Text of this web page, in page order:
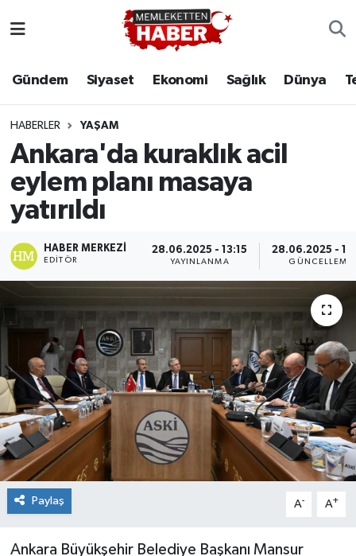
Gündem Siyaset Ekonomi Sağlık Dünya
HABERLER YAŞAM
Ankara'da kuraklık acil
eylem planı masaya
yatırıldı
HABER MERKEZI
EDITÖR
28.06.2025 - 13:15
YAYINLANMA
28.06.2025 -
GÜNCELLEME
Paylaş A- A+
Ankara Büyükşehir Belediye Başkanı Mansur